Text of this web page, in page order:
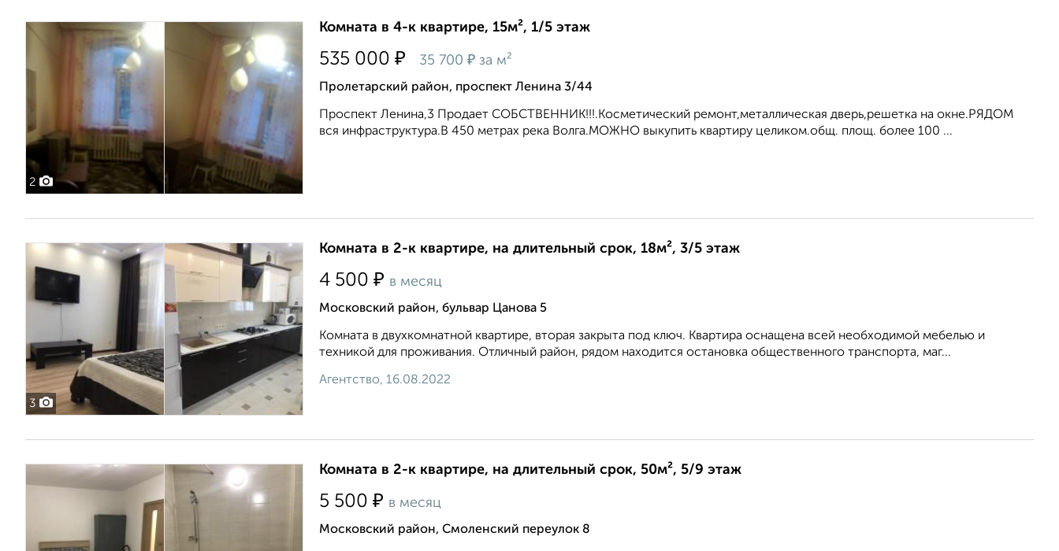
2
Комната в 4-к квартире, 15м², 1/5 этаж
535 000 ₽ 35 700 ₽ за м²
Пролетарский район, проспект Ленина 3/44
Проспект Ленина,3 Продает СОБСТВЕННИК!!!.Косметический ремонт,металлическая дверь,решетка на окне.РЯДОМ
вся инфраструктура.В 450 метрах река Волга.МОЖНО выкупить квартиру целиком.общ. площ. более 100 ...
3
Комната в 2-к квартире, на длительный срок, 18м², 3/5 этаж
4 500 ₽ в месяц
Московский район, бульвар Цанова 5
Комната в двухкомнатной квартире, вторая закрыта под ключ. Квартира оснащена всей необходимой мебелью и
техникой для проживания. Отличный район, рядом находится остановка общественного транспорта, маг...
Агентство, 16.08.2022
Комната в 2-к квартире, на длительный срок, 50м², 5/9 этаж
5 500 ₽ в месяц
Московский район, Смоленский переулок 8